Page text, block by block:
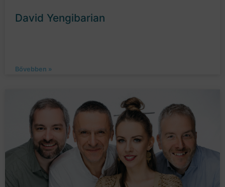
David Yengibarian
Bővebben »